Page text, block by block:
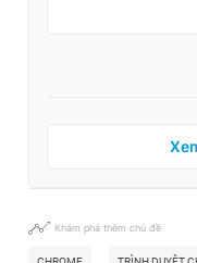
Khám phá thêm chủ đề